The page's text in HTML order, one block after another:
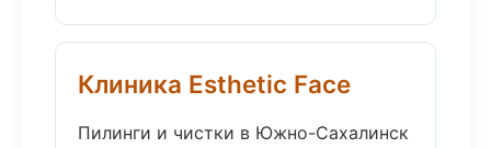
Клиника Esthetic Face
Пилинги и чистки в Южно-Сахалинск